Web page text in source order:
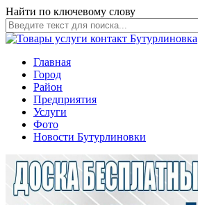
Найти по ключевому слову
Главная
Город
Район
Предприятия
Услуги
Фото
Новости Бутурлиновки